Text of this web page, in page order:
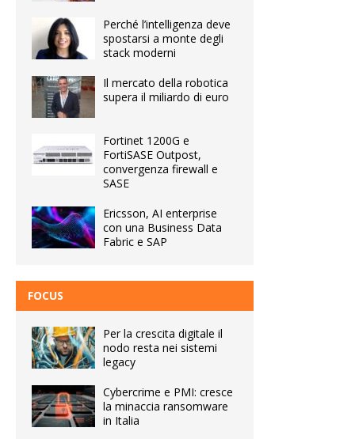
Perché l’intelligenza deve
spostarsi a monte degli
stack moderni
Il mercato della robotica
supera il miliardo di euro
Fortinet 1200G e
FortiSASE Outpost,
convergenza firewall e
SASE
Ericsson, AI enterprise
con una Business Data
Fabric e SAP
FOCUS
Per la crescita digitale il
nodo resta nei sistemi
legacy
Cybercrime e PMI: cresce
la minaccia ransomware
in Italia